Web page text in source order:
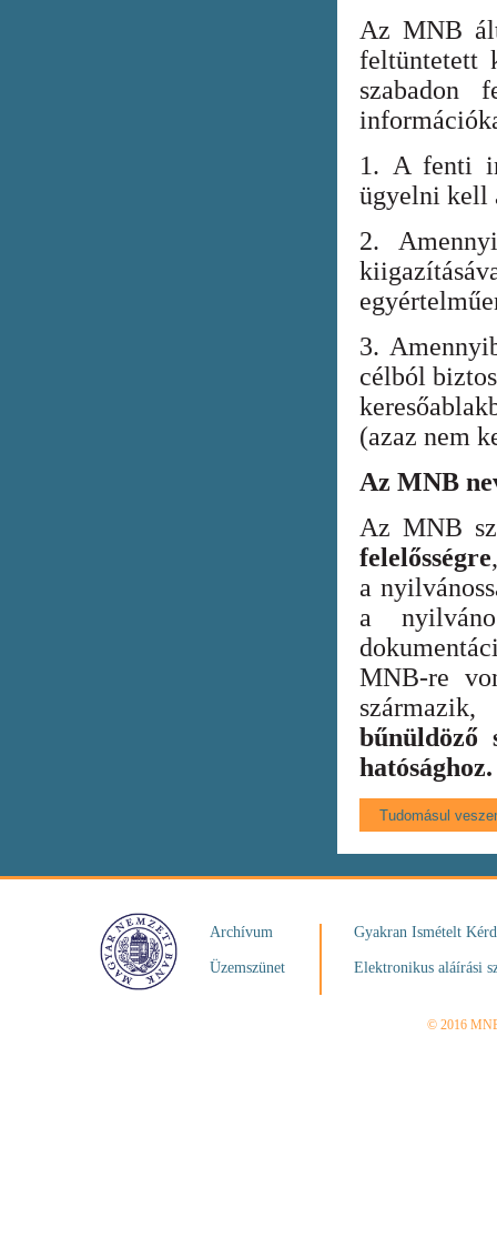
Az MNB
feltüntetett
szabadon
1. A fenti
ügyelni kell
2.
3.
célból
(azaz nem
Az MNB
Az MNB
felelősségre
a
a
MNB-re
bűnüldöző
hatósághoz.
Archívum
Üzemszünet
Gyakran Ismételt
Elektronikus aláírási
© 2016